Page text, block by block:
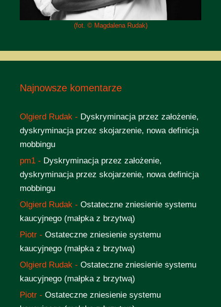
(fot. © Magdalena Rudak)
Najnowsze komentarze
Olgierd Rudak - Dyskryminacja przez założenie,
dyskryminacja przez skojarzenie, nowa definicja
mobbingu
pm1 - Dyskryminacja przez założenie,
dyskryminacja przez skojarzenie, nowa definicja
mobbingu
Olgierd Rudak - Ostateczne zniesienie systemu
kaucyjnego (małpka z brzytwą)
Piotr - Ostateczne zniesienie systemu
kaucyjnego (małpka z brzytwą)
Olgierd Rudak - Ostateczne zniesienie systemu
kaucyjnego (małpka z brzytwą)
Piotr - Ostateczne zniesienie systemu